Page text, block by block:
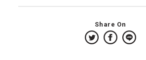
Share On